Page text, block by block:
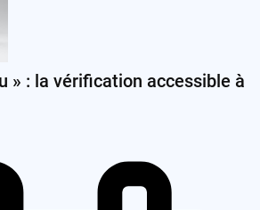
» : la vérification accessible à